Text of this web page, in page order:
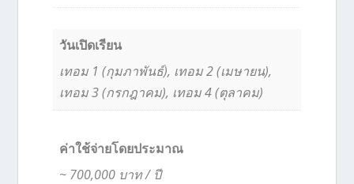
วันเปิดเรียน
เทอม 1 (กุมภาพันธ์), เทอม 2 (เมษายน),
เทอม 3 (กรกฎาคม), เทอม 4 (ตุลาคม)
ค่าใช้จ่ายโดยประมาณ
~ 700,000 บาท / ปี